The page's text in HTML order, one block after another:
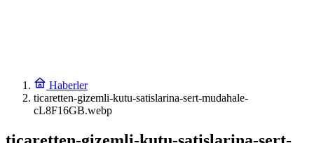
Haberler
ticaretten-gizemli-kutu-satislarina-sert-mudahale-
cL8F16GB.webp